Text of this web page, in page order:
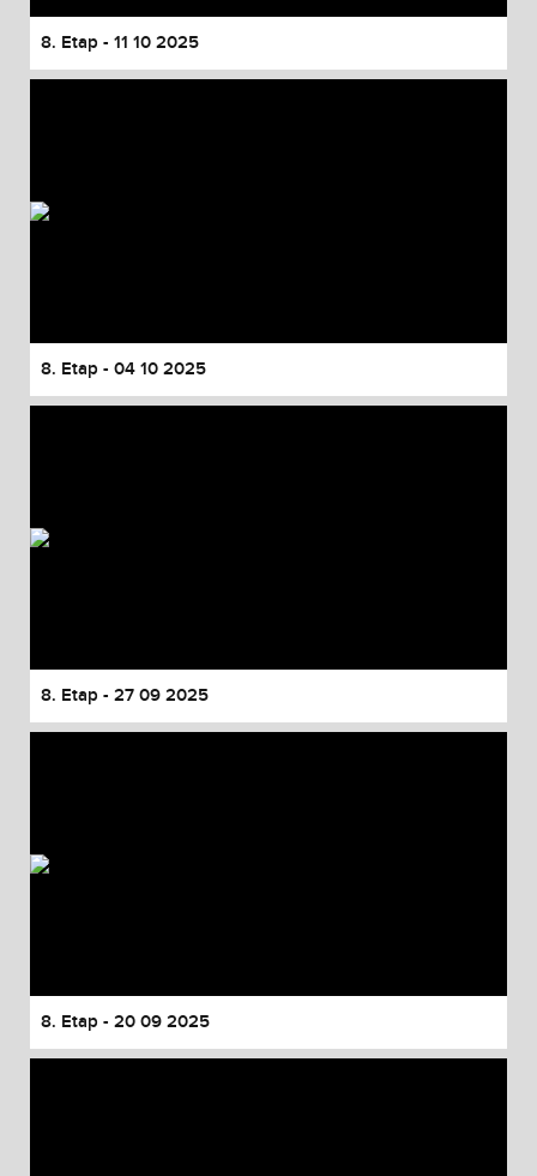
8. Etap - 11 10 2025
8. Etap - 04 10 2025
8. Etap - 27 09 2025
8. Etap - 20 09 2025